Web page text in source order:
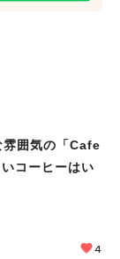
雰囲気の「Cafe
4